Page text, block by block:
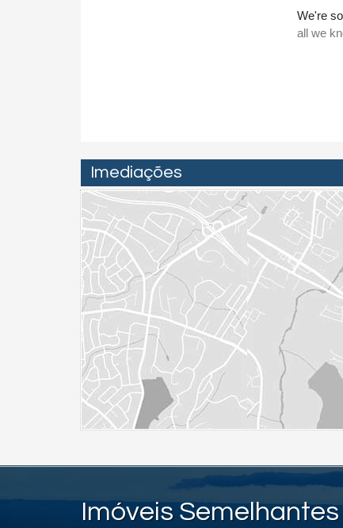
Imediações
Imóveis Semelhantes